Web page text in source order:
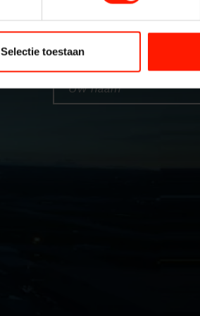
Selectie toestaan
Schrijf je in